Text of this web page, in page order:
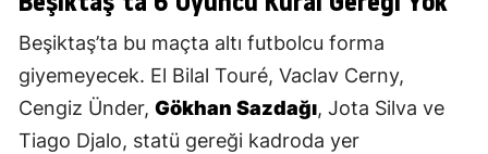
Beşiktaş’ta bu maçta altı futbolcu forma
giyemeyecek. El Bilal Touré, Vaclav Cerny,
Cengiz Ünder, Gökhan Sazdağı, Jota Silva ve
Tiago Djalo, statü gereği kadroda yer